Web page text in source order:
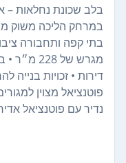
בלב שכונת נחלאות –
במרחק הליכה משוק
בתי קפה ותחבורה
פוטנציאל מצוין
נדיר עם פוטנציאל